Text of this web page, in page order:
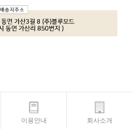
이용안내 회사소개